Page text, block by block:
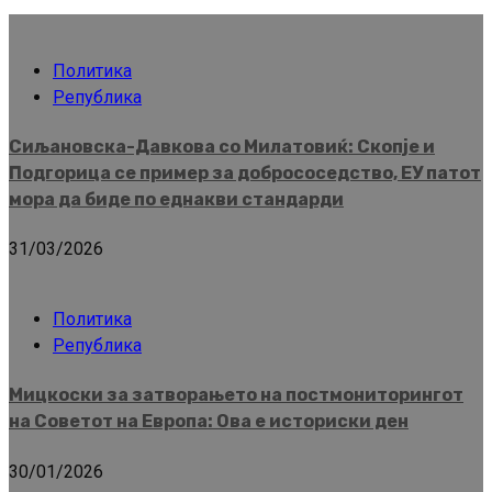
Политика
Република
Сиљановска-Давкова со Милатовиќ: Скопје и
Подгорица се пример за добрососедство, ЕУ патот
мора да биде по еднакви стандарди
31/03/2026
Политика
Република
Мицкоски за затворањето на постмониторингот
на Советот на Европа: Ова е историски ден
30/01/2026